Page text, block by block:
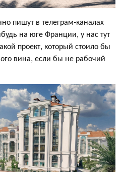
пишут в телеграм-каналах
на юге Франции, у нас тут
проект, который стоило бы
вина, если бы не рабочий